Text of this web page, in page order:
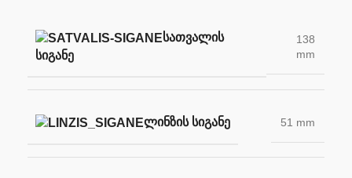
ᲡᲐᲗᲕᲐᲚᲘᲡ
ᲡᲘᲒᲐᲜᲔ
138
mm
ᲚᲘᲜᲖᲘᲡ ᲡᲘᲒᲐᲜᲔ 51 mm